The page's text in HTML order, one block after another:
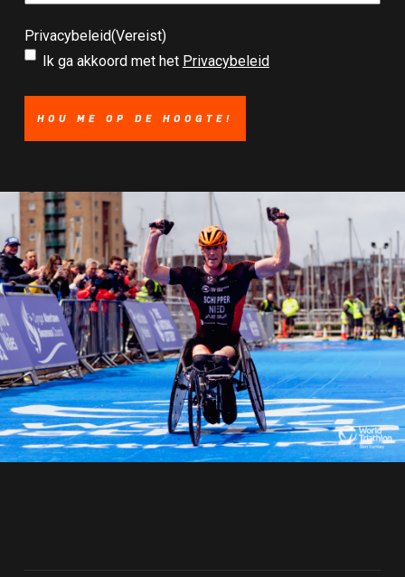
Privacybeleid(Vereist)
Ik ga akkoord met het Privacybeleid